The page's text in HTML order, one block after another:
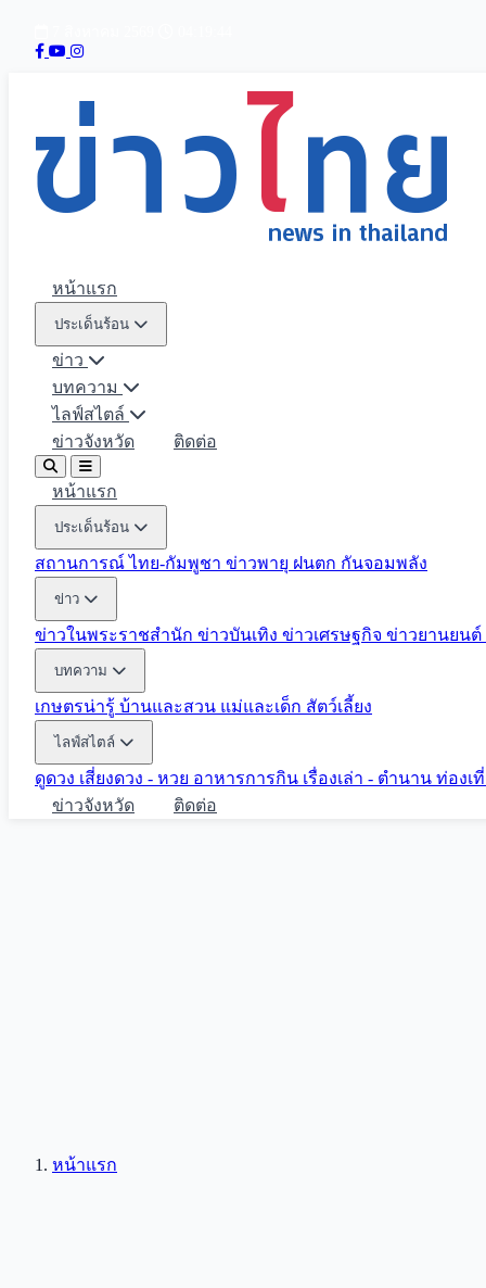
หน้าแรก
ประเด็นร้อน
ข่าว
บทความ
ไลฟ์สไตล์
ข่าวจังหวัด
ติดต่อ
หน้าแรก
ประเด็นร้อน
สถานการณ์ ไทย-กัมพูชา ข่าวพายุ ฝนตก กันจอมพลัง
ข่าว
ข่าวในพระราชสำนัก ข่าวบันเทิง ข่าวเศรษฐกิจ ข่าวยานยนต์
บทความ
เกษตรน่ารู้ บ้านและสวน แม่และเด็ก สัตว์เลี้ยง
ไลฟ์สไตล์
ดูดวง เสี่ยงดวง - หวย อาหารการกิน เรื่องเล่า - ตำนาน ท่องเ
ข่าวจังหวัด
ติดต่อ
หน้าแรก